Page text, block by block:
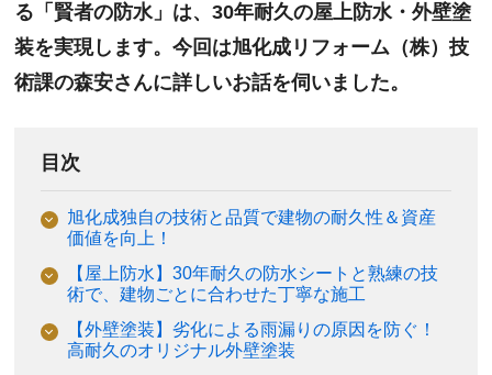
る「賢者の防水」は、30年耐久の屋上防水・外壁塗
装を実現します。今回は旭化成リフォーム（株）技
術課の森安さんに詳しいお話を伺いました。
目次
旭化成独自の技術と品質で建物の耐久性＆資産
価値を向上！
【屋上防水】30年耐久の防水シートと熟練の技
術で、建物ごとに合わせた丁寧な施工
【外壁塗装】劣化による雨漏りの原因を防ぐ！
高耐久のオリジナル外壁塗装